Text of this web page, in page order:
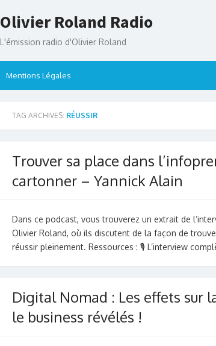
to
Olivier Roland Radio
L'émission radio d'Olivier Roland
Mentions Légales
TAG ARCHIVES: RÉUSSIR
Trouver sa place dans
cartonner – Yannick Alain
Dans ce podcast, vous trouverez un extrait de
Olivier Roland, où ils discutent de la façon de
réussir pleinement. Ressources : 🎙️ L’interview
Digital Nomad : Les effets sur
le business révélés !